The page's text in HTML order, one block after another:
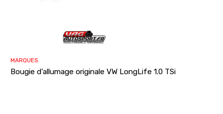
MARQUES
Bougie d’allumage originale VW LongLife 1.0 TSi